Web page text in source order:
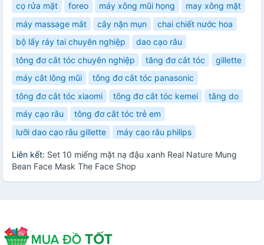
cọ rửa mặt
foreo máy xông mũi họng
may xông mặt
máy massage mắt
cây nặn mụn
chai chiết nước hoa
bộ lấy ráy tai chuyên nghiệp
dao cạo râu
tông đơ cắt tóc chuyên nghiệp
tăng đơ cắt tóc
gillette
máy cắt lông mũi
tông đơ cắt tóc panasonic
tông đơ cắt tóc xiaomi
tông đơ cắt tóc kemei
tăng do
máy cạo râu
tông đơ cắt tóc trẻ em
lưỡi dao cạo râu gillette
máy cạo râu philips
Liên kết: Set 10 miếng mặt nạ đậu xanh Real Nature Mung
Bean Face Mask The Face Shop